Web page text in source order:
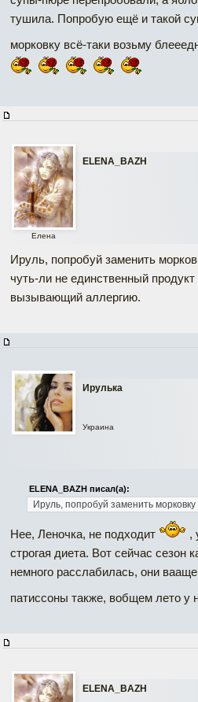
тушила. Попробую ещё и такой
морковку всё-таки возьму
ELENA_BAZH
Елена
Ируль, попробуй заменить
чуть-ли не единственный
вызывающий аллергию.
Ирулька
Украина
ELENA_BAZH писал(а):
Ируль, попробуй заменить морковку
Нее, Леночка, не подходит
,
строгая диета. Вот сейчас сезон
немного расслабилась, они
патиссоны также, вобщем лето у
ELENA_BAZH